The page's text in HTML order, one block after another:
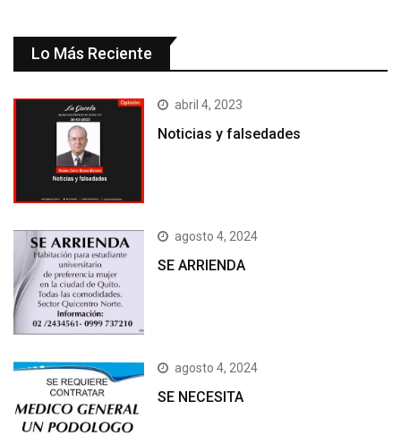
Lo Más Reciente
abril 4, 2023
Noticias y falsedades
agosto 4, 2024
SE ARRIENDA
agosto 4, 2024
SE NECESITA